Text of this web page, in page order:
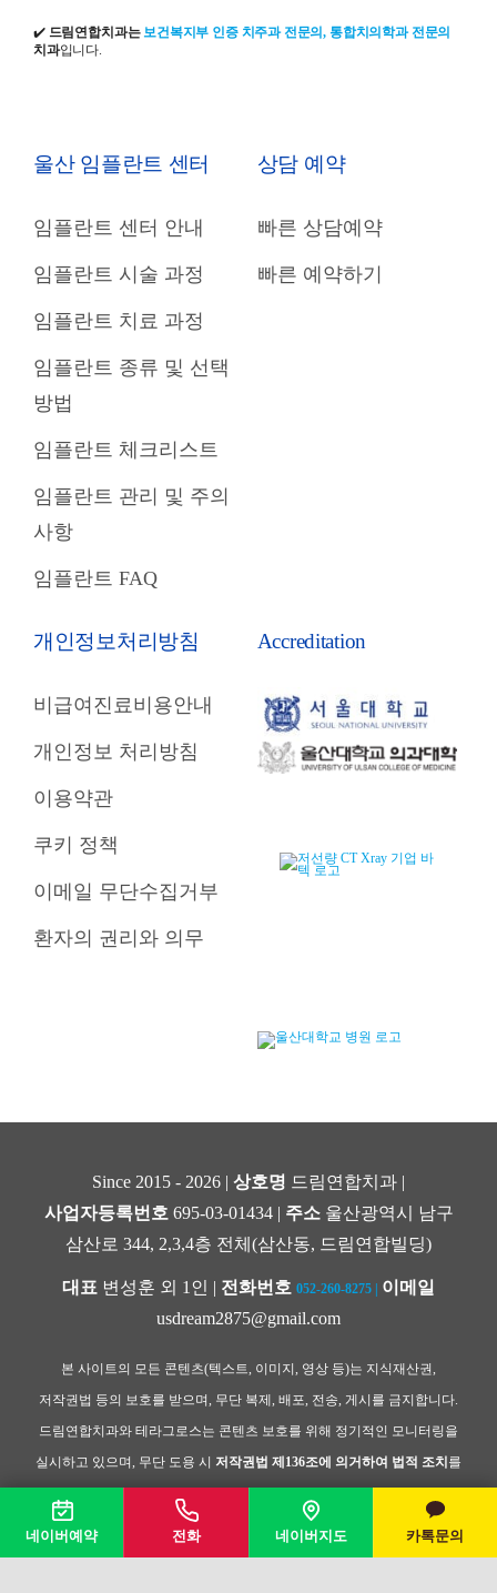
✔️ 드림연합치과는 보건복지부 인증 치주과 전문의, 통합치의학과 전문의
치과입니다.
울산 임플란트 센터
임플란트 센터 안내
임플란트 시술 과정
임플란트 치료 과정
임플란트 종류 및 선택
방법
임플란트 체크리스트
임플란트 관리 및 주의
사항
임플란트 FAQ
상담 예약
빠른 상담예약
빠른 예약하기
개인정보처리방침
비급여진료비용안내
개인정보 처리방침
이용약관
쿠키 정책
이메일 무단수집거부
환자의 권리와 의무
Accreditation
Since 2015 - 2026 | 상호명 드림연합치과 |
사업자등록번호 695-03-01434 | 주소울산광역시 남구
삼산로 344, 2,3,4층 전체(삼산동, 드림연합빌딩)
대표 변성훈 외 1인 | 전화번호 052-260-8275
이메일
usdream2875@gmail.com
본 사이트의 모든 콘텐츠(텍스트, 이미지, 영상 등)는 지식재산권,
저작권법 등의 보호를 받으며, 무단 복제, 배포, 전송, 게시를 금지합니다.
드림연합치과와 테라그로스는 콘텐츠 보호를 위해 정기적인 모니터링을
실시하고 있으며, 무단 도용 시 저작권법 제136조에 의거하여 법적 조치 를
Copyright © 2024드림연합치과All Rights Reserved |
네이버예약 전화 네이버지도 카톡문의